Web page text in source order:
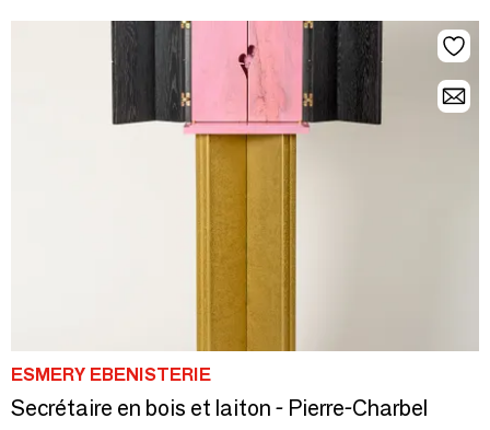
ESMERY EBENISTERIE
Secrétaire en bois et laiton - Pierre-Charbel